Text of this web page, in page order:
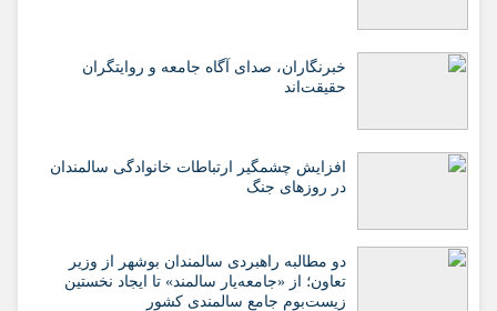
خبرنگاران، صدای آگاه جامعه و روایتگران
حقیقت‌اند
افزایش چشمگیر ارتباطات خانوادگی سالمندان
در روزهای جنگ
دو مطالبه راهبردی سالمندان بوشهر از وزیر
تعاون؛ از «جامعه‌یار سالمند» تا ایجاد نخستین
زیست‌بوم جامع سالمندی کشور